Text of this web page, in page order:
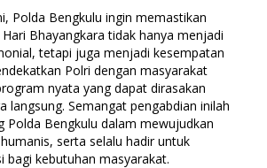
Polda Bengkulu ingin memastikan
Bhayangkara tidak hanya menjadi
tetapi juga menjadi kesempatan
Polri dengan masyarakat
nyata yang dapat dirasakan
langsung. Semangat pengabdian inilah
Polda Bengkulu dalam mewujudkan
serta selalu hadir untuk
bagi kebutuhan masyarakat.